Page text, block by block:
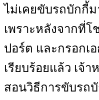
ไม่เคยขับรถบักกี้
เพราะหลังจากที่
ปอร์ต และกรอกเ
เรียบร้อยแล้ว เจ้
สอนวิธีการขับรถบั